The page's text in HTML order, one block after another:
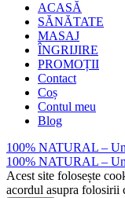
ACASĂ
SĂNĂTATE
MASAJ
ÎNGRIJIRE
PROMOȚII
Contact
Coș
Contul meu
Blog
100% NATURAL –
100% NATURAL –
Acest site folosește
acordul asupra folosirii